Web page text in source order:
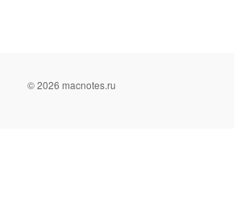
© 2026 macnotes.ru